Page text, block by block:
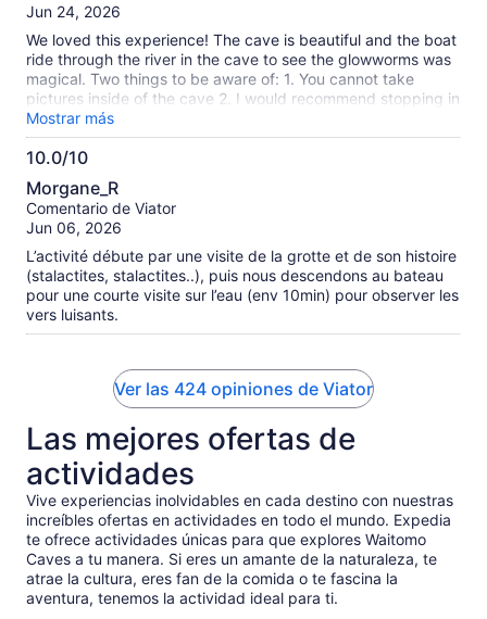
10
Jun 24, 2026
We loved this experience! The cave is beautiful and the boat
ride through the river in the cave to see the glowworms was
magical. Two things to be aware of: 1. You cannot take
pictures inside of the cave 2. I would recommend stopping in
town to eat as we did not find the food at the restaurant to
be our favorite.
Mostrar más
10.0/10
10.0
de
10
Morgane_R
Comentario de Viator
Jun 06, 2026
L’activité débute par une visite de la grotte et de son histoire
(stalactites, stalactites..), puis nous descendons au bateau
pour une courte visite sur l’eau (env 10min) pour observer les
vers luisants.
Ver las 424 opiniones de Viator
Las mejores ofertas de
actividades
Vive experiencias inolvidables en cada destino con nuestras
increíbles ofertas en actividades en todo el mundo. Expedia
te ofrece actividades únicas para que explores Waitomo
Caves a tu manera. Si eres un amante de la naturaleza, te
atrae la cultura, eres fan de la comida o te fascina la
aventura, tenemos la actividad ideal para ti.